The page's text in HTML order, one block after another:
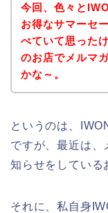
今回、色々と
お得なサマーセ
べていて思った
のお店でメルマ
かな～。
というのは、
ですが、最近は、
知らせをしている
それに、私自身